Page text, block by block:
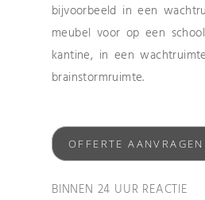
bijvoorbeeld in een
meubel voor op een
kantine, in een
brainstormruimte.
OFFERTE AANVRAGEN
BINNEN 24 UUR REACTIE